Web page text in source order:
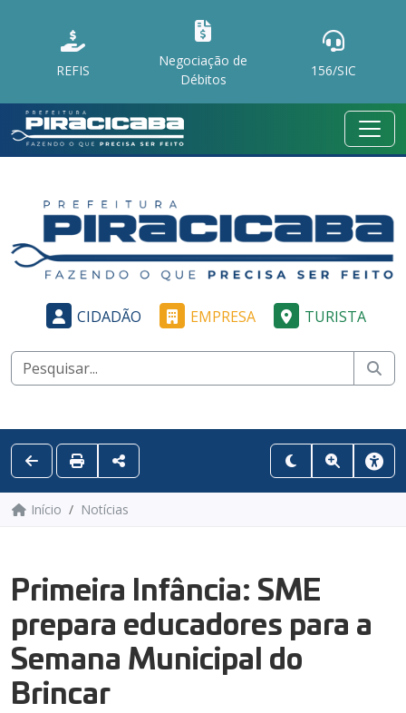
REFIS
Negociação de
Débitos
156/SIC
CIDADÃO EMPRESA TURISTA
Início Notícias
Primeira Infância: SME
prepara educadores para a
Semana Municipal do
Brincar